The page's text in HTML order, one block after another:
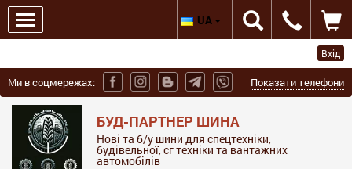
Вхід
Ми в соцмережах: Показати телефони
БУД-ПАРТНЕР ШИНА
Нові та б/у шини для спецтехніки,
будівельної, сг техніки та вантажних
автомобілів
UA